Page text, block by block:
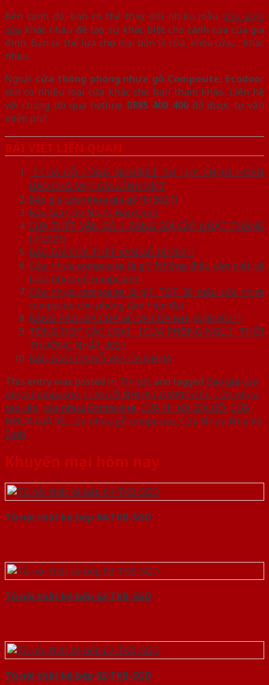
Bên cạnh đó, bạn có thể thay đổi nhiều mẫu phụ kiện
cửa khác nhau để tạo sự khác biệt cho cánh cửa của gia
đình. Bạn có thể lựa chọn loại bản lề cửa, khóa cửa,… khác
nhau.
Ngoài cửa thông phòng nhựa gỗ Composite, Ecodoor
còn có nhiều loại cửa khác cho bạn tham khảo. Liên hệ
với chúng tôi qua hotline 0885 400 400để được tư vấn
miễn phí!
BÀI VIẾT LIÊN QUAN
【CỬA GỖ CÔNG NGHIỆP】SỰ LỰA CHỌN HOÀN
HẢO CHO MỌI GIA ĐÌNH VIỆT
Báo giá cửa nhựa giả gỗ [8/2021]
Báo Giá Cửa Nhựa Hàn Quốc
CỬA THÉP VÂN GỖ | BẢNG GIÁ CẬP NHẬT THÁNG
[7/2021]
BÁO GIÁ CỬA THÉP VÂN GỖ [8/2021]
Cửa nhựa composite là gì? Những điều cần biết về
[cửa nhựa gỗ composite]
Cửa nhựa composite là gì?. TOP 30 mẫu cửa nhựa
composite cho phòng tắm hiện đại
BẢNG BÁO GIÁ CỬA GỖ VÀ CỬA NHỰA [8/2021]
TỔNG HỢP CÁC LOẠI 【CỬA PHÒNG NGỦ】THỜI
THƯỢNG NHẤT 2021
BÁO GIÁ CỬA GỖ VÀ CỬA NHỰA
This entry was posted in Tin tứcand tagged Báo giá cửa
nhựa Composite, CỬA GỖ NHỰA COMPOSITE, Cửa nhựa
cao cấp, cửa nhựa Composite, CỬA NHỰA GIẢ GỖ, CỬA
NHỰA GIÁ RẺ, cửa nhựa gỗ composite, Cửa Nhựa Nhà Vệ
Sinh.
Khuyến mại hôm nay
Tủ nội thất kệ bếp 64-TKB-SGD
Tủ nội thất kệ bếp 63-TKB-SGD
Tủ nội thất kệ bếp 62-TKB-SGD